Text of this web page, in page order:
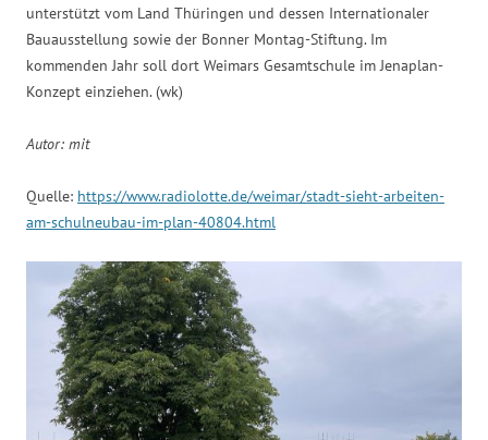
unterstützt vom Land Thüringen und dessen Internationaler
Bauausstellung sowie der Bonner Montag-Stiftung. Im
kommenden Jahr soll dort Weimars Gesamtschule im Jenaplan-
Konzept einziehen. (wk)
Autor: mit
Quelle: https://www.radiolotte.de/weimar/stadt-sieht-arbeiten-
am-schulneubau-im-plan-40804.html